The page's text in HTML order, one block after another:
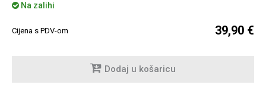
Na zalihi
Cijena s PDV-om 39,90 €
Dodaj u košaricu